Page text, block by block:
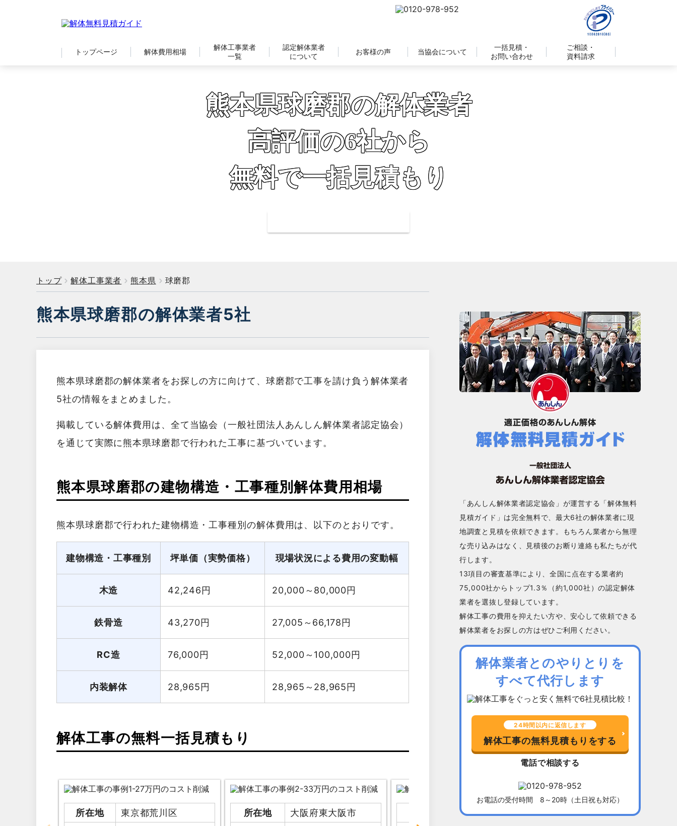
トップページ 解体費用相場
解体工事業者
一覧
認定解体業者
について
お客様の声 当協会について
一括見積・
お問い合わせ
ご相談・
資料請求
熊本県球磨郡の解体業者
高評価の6社から
無料で一括見積もり
トップ 解体工事業者 熊本県 球磨郡
熊本県球磨郡の解体業者5社
熊本県球磨郡の解体業者をお探しの方に向けて、球磨郡で工事を請け負う解体業者
5社の情報をまとめました。
掲載している解体費用は、全て当協会（一般社団法人あんしん解体業者認定協会）
を通じて実際に熊本県球磨郡で行われた工事に基づいています。
熊本県球磨郡の建物構造・工事種別解体費用相場
熊本県球磨郡で行われた建物構造・工事種別の解体費用は、以下のとおりです。
建物構造・工事種別 坪単価（実勢価格） 現場状況による費用の変動幅
木造 42,246円 20,000～80,000円
鉄骨造 43,270円 27,005～66,178円
RC造 76,000円 52,000～100,000円
内装解体 28,965円 28,965～28,965円
解体工事の無料一括見積もり
所在地
東京都荒川区
所在地
大阪府東大阪市
千葉県習志野市
所在地
福岡県北九
「あんしん解体業者認定協会」が運営する「解体無料
見積ガイド」は完全無料で、最大6社の解体業者に現
地調査と見積を依頼できます。もちろん業者から無理
な売り込みはなく、見積後のお断り連絡も私たちが代
行します。
13項目の審査基準により、全国に点在する業者約
75,000社からトップ1.3％（約1,000社）の認定解体
業者を選抜し登録しています。
解体工事の費用を抑えたい方や、安心して依頼できる
解体業者をお探しの方はぜひご利用ください。
解体業者とのやりとりを
すべて代行します
24時間以内に返信します
解体工事の無料見積もりをする
電話で相談する
お電話の受付時間 8～20時（土日祝も対応）